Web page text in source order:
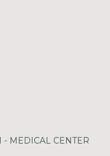
- MEDICAL CENTER